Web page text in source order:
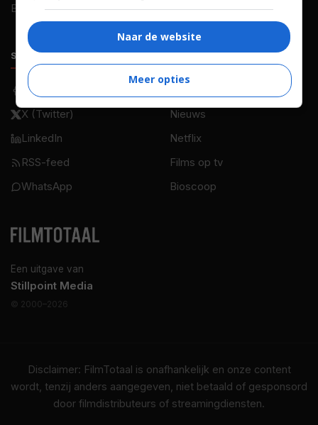
Een uitgave van
Stillpoint Media
© 2000–2026
Blog
SOCIALS
Facebook
X (Twitter)
LinkedIn
RSS-feed
WhatsApp
ONTDEKKEN
Nieuws
Netflix
Films op tv
Bioscoop
Disclaimer: FilmTotaal is onafhankelijk en onze content
wordt, tenzij anders aangegeven, niet betaald of gesponsord
door filmdistributeurs of streamingdiensten.
Naar de website
Meer opties